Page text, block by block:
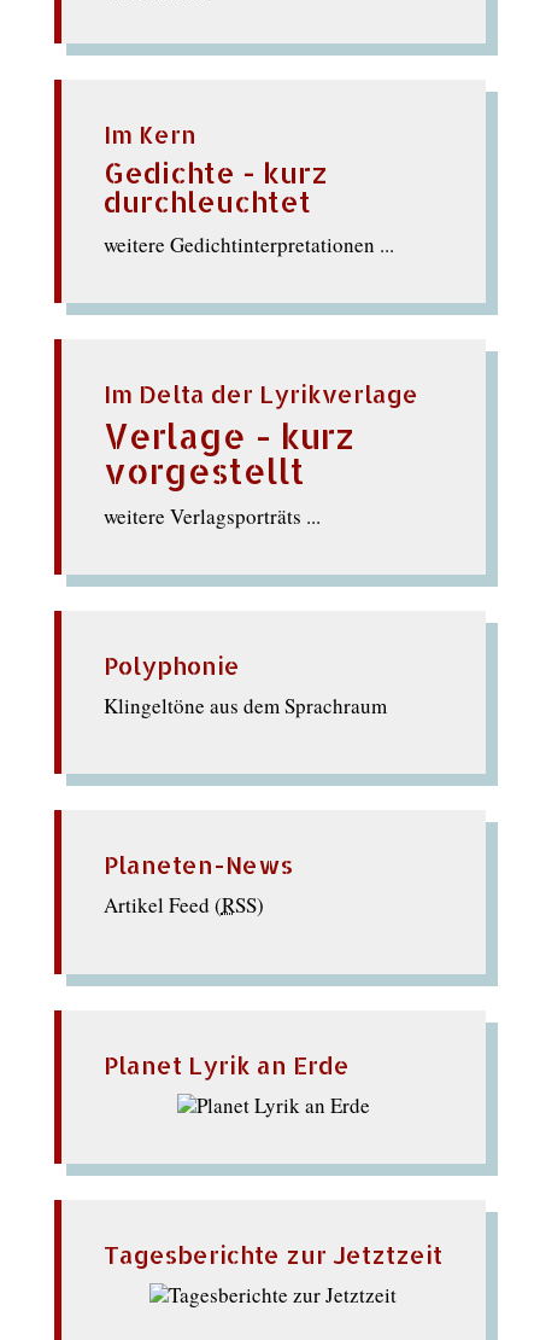
Im Kern
Gedichte - kurz
durchleuchtet
weitere Gedichtinterpretationen ...
Im Delta der Lyrikverlage
Verlage - kurz
vorgestellt
weitere Verlagsporträts ...
Polyphonie
Klingeltöne aus dem Sprachraum
Planeten-News
Artikel Feed (RSS)
Planet Lyrik an Erde
Tagesberichte zur Jetztzeit